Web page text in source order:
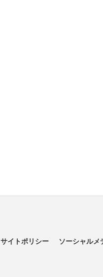
サイトポリシー ソーシャルメ